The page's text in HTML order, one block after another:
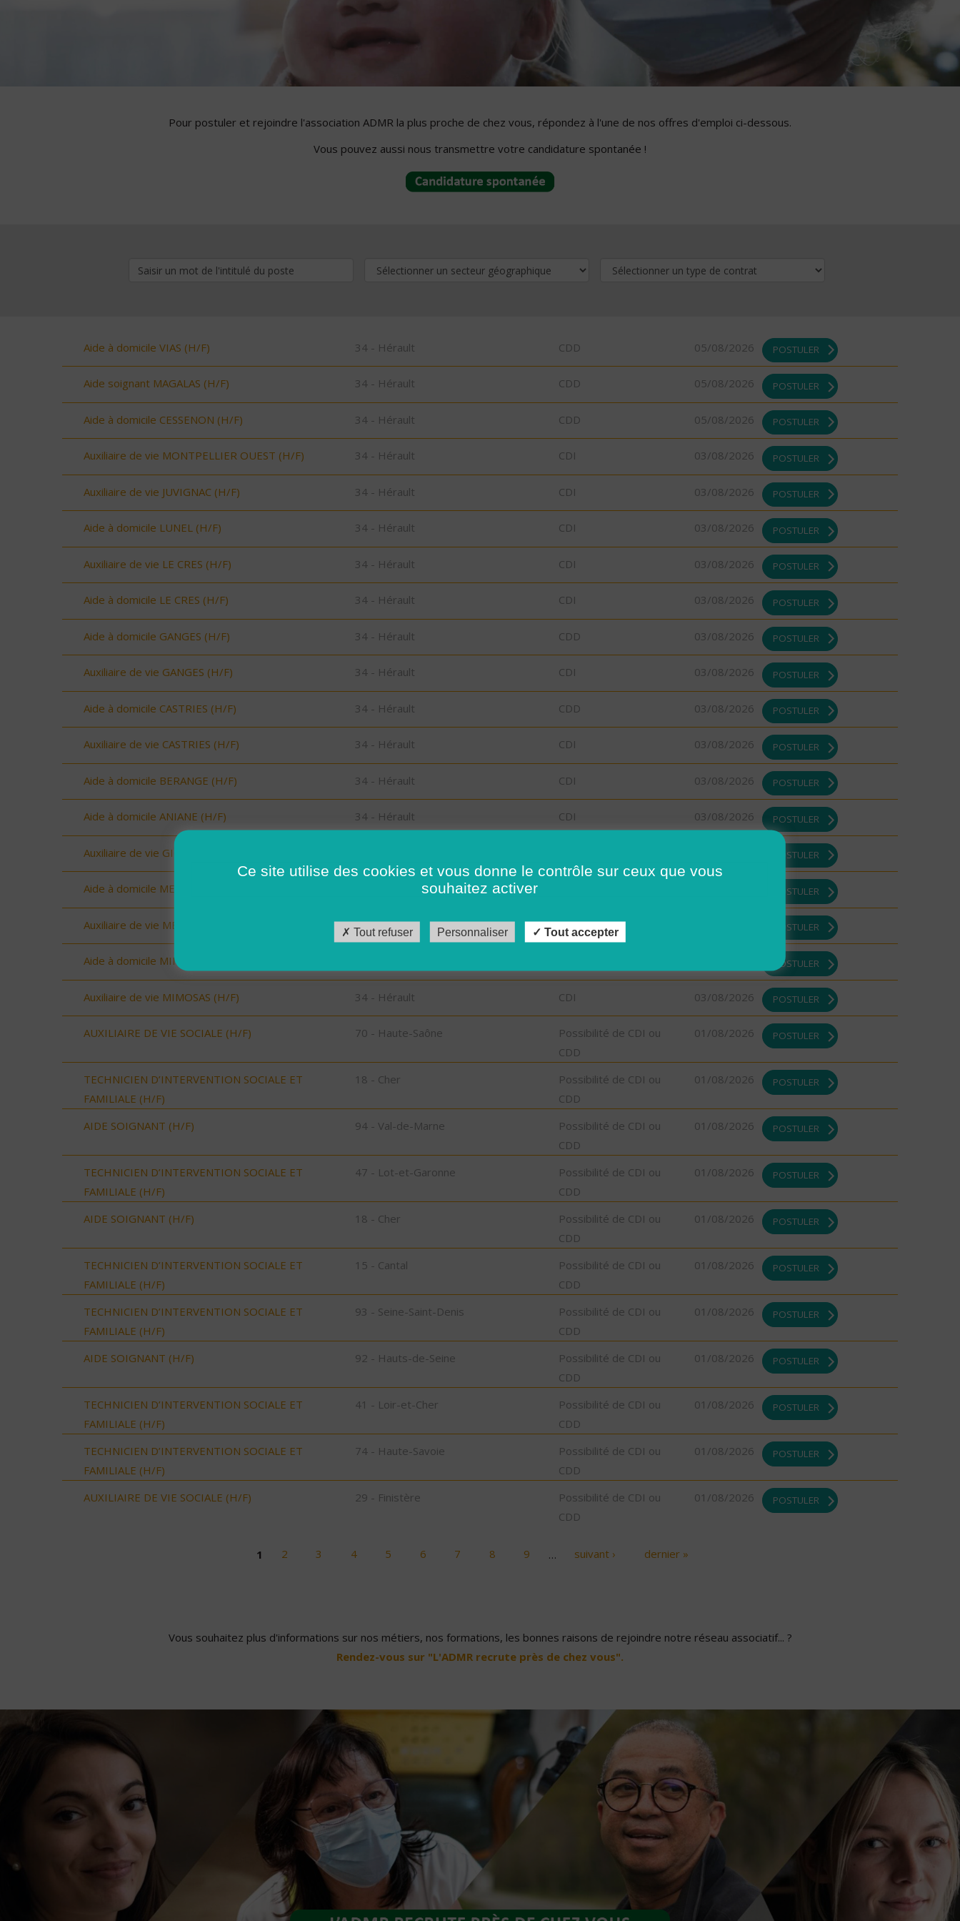
Pour postuler et rejoindre l'association ADMR la plus proche de chez vous, répondez à l'une de nos offres d'emploi ci-dessous.
Vous pouvez aussi nous transmettre votre candidature spontanée !
Aide à domicile VIAS (H/F) 34 - Hérault CDD 05/08/2026 POSTULER
Aide soignant MAGALAS (H/F) 34 - Hérault CDD 05/08/2026 POSTULER
Aide à domicile CESSENON (H/F) 34 - Hérault CDD 05/08/2026 POSTULER
Auxiliaire de vie MONTPELLIER OUEST (H/F) 34 - Hérault CDI 03/08/2026 POSTULER
Auxiliaire de vie JUVIGNAC (H/F) 34 - Hérault CDI 03/08/2026 POSTULER
Aide à domicile LUNEL (H/F) 34 - Hérault CDI 03/08/2026 POSTULER
Auxiliaire de vie LE CRES (H/F) 34 - Hérault CDI 03/08/2026 POSTULER
Aide à domicile LE CRES (H/F) 34 - Hérault CDI 03/08/2026 POSTULER
Aide à domicile GANGES (H/F) 34 - Hérault CDD 03/08/2026 POSTULER
Auxiliaire de vie GANGES (H/F) 34 - Hérault CDI 03/08/2026 POSTULER
Aide à domicile CASTRIES (H/F) 34 - Hérault CDD 03/08/2026 POSTULER
Auxiliaire de vie CASTRIES (H/F) 34 - Hérault CDI 03/08/2026 POSTULER
Aide à domicile BERANGE (H/F) 34 - Hérault CDI 03/08/2026 POSTULER
Aide à domicile ANIANE (H/F) 34 - Hérault CDI 03/08/2026 POSTULER
Auxiliaire de vie GIGNAC (H/F) POSTULER
Aide à domicile MEJEAN (H/F) POSTULER
Auxiliaire de vie MEJEAN (H/F) 34 - Hérault CDI POSTULER
Aide à domicile MIMOSAS (H/F) POSTULER
Auxiliaire de vie MIMOSAS (H/F) 34 - Hérault CDI 03/08/2026 POSTULER
AUXILIAIRE DE VIE SOCIALE (H/F) 70 - Haute-Saône
Possibilité de CDI ou
CDD
01/08/2026 POSTULER
TECHNICIEN D’INTERVENTION SOCIALE ET
FAMILIALE (H/F)
18 - Cher
Possibilité de CDI ou
CDD
01/08/2026 POSTULER
AIDE SOIGNANT (H/F) 94 - Val-de-Marne
Possibilité de CDI ou
CDD
01/08/2026 POSTULER
TECHNICIEN D’INTERVENTION SOCIALE ET
FAMILIALE (H/F)
47 - Lot-et-Garonne
Possibilité de CDI ou
CDD
01/08/2026 POSTULER
AIDE SOIGNANT (H/F) 18 - Cher
Possibilité de CDI ou
CDD
01/08/2026 POSTULER
TECHNICIEN D’INTERVENTION SOCIALE ET
FAMILIALE (H/F)
15 - Cantal
Possibilité de CDI ou
CDD
01/08/2026 POSTULER
TECHNICIEN D’INTERVENTION SOCIALE ET
FAMILIALE (H/F)
93 - Seine-Saint-Denis
Possibilité de CDI ou
CDD
01/08/2026 POSTULER
AIDE SOIGNANT (H/F) 92 - Hauts-de-Seine
Possibilité de CDI ou
CDD
01/08/2026 POSTULER
TECHNICIEN D’INTERVENTION SOCIALE ET
FAMILIALE (H/F)
41 - Loir-et-Cher
Possibilité de CDI ou
CDD
01/08/2026 POSTULER
TECHNICIEN D’INTERVENTION SOCIALE ET
FAMILIALE (H/F)
74 - Haute-Savoie
Possibilité de CDI ou
CDD
01/08/2026 POSTULER
AUXILIAIRE DE VIE SOCIALE (H/F) 29 - Finistère
Possibilité de CDI ou
CDD
01/08/2026 POSTULER
1 2 3 4 5 6 7 8 9 … suivant › dernier »
Vous souhaitez plus d'informations sur nos métiers, nos formations, les bonnes raisons de rejoindre notre réseau associatif... ?
Rendez-vous sur "L'ADMR recrute près de chez vous".
Ce site utilise des cookies et vous donne le contrôle sur ceux que vous
souhaitez activer
Tout refuser Personnaliser Tout accepter